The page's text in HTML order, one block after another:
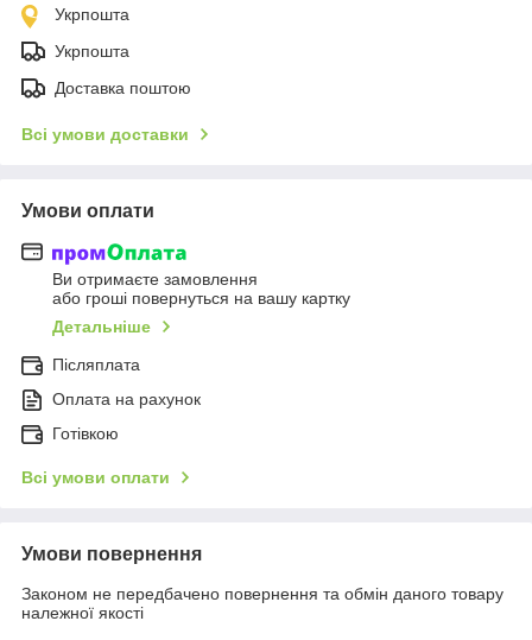
Укрпошта
Укрпошта
Доставка поштою
Всі умови доставки
Умови оплати
Ви отримаєте замовлення
або гроші повернуться на вашу картку
Детальніше
Післяплата
Оплата на рахунок
Готівкою
Всі умови оплати
Умови повернення
Законом не передбачено повернення та обмін даного товару
належної якості